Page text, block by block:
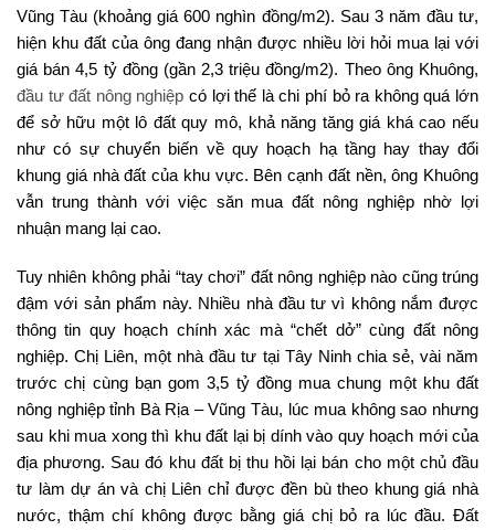
Vũng Tàu (khoảng giá 600 nghìn đồng/m2). Sau 3 năm đầu tư,
hiện khu đất của ông đang nhận được nhiều lời hỏi mua lại với
giá bán 4,5 tỷ đồng (gần 2,3 triệu đồng/m2). Theo ông Khuông,
đầu tư đất nông nghiệp có lợi thế là chi phí bỏ ra không quá lớn
để sở hữu một lô đất quy mô, khả năng tăng giá khá cao nếu
như có sự chuyển biến về quy hoạch hạ tầng hay thay đổi
khung giá nhà đất của khu vực. Bên cạnh đất nền, ông Khuông
vẫn trung thành với việc săn mua đất nông nghiệp nhờ lợi
nhuận mang lại cao.
Tuy nhiên không phải “tay chơi” đất nông nghiệp nào cũng trúng
đậm với sản phẩm này. Nhiều nhà đầu tư vì không nắm được
thông tin quy hoạch chính xác mà “chết dở” cùng đất nông
nghiệp. Chị Liên, một nhà đầu tư tại Tây Ninh chia sẻ, vài năm
trước chị cùng bạn gom 3,5 tỷ đồng mua chung một khu đất
nông nghiệp tỉnh Bà Rịa – Vũng Tàu, lúc mua không sao nhưng
sau khi mua xong thì khu đất lại bị dính vào quy hoạch mới của
địa phương. Sau đó khu đất bị thu hồi lại bán cho một chủ đầu
tư làm dự án và chị Liên chỉ được đền bù theo khung giá nhà
nước, thậm chí không được bằng giá chị bỏ ra lúc đầu. Đất